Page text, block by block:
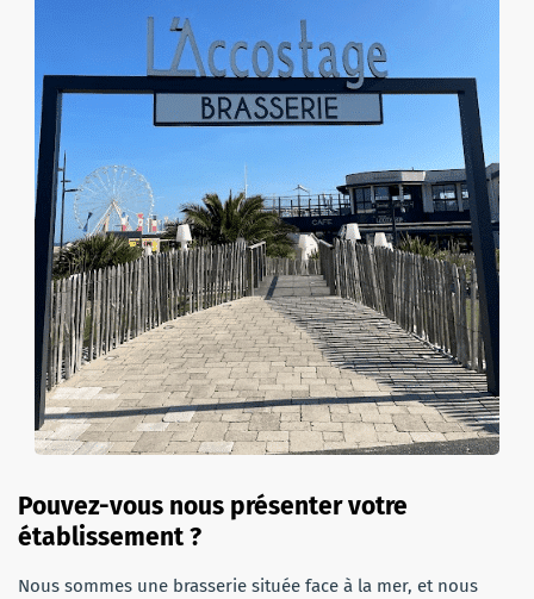
Pouvez-vous nous présenter votre
établissement ?
Nous sommes une brasserie située face à la mer, et nous